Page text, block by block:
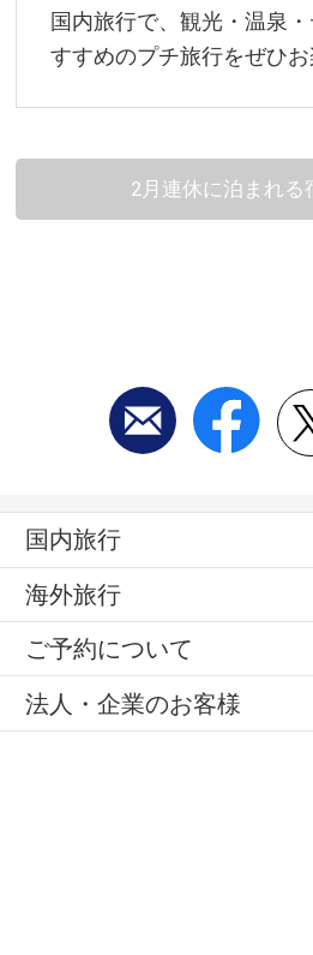
国内旅行で、観光・温泉
すすめのプチ旅行をぜひお
2月連休に泊まれる
国内旅行
海外旅行
ご予約について
法人・企業のお客様